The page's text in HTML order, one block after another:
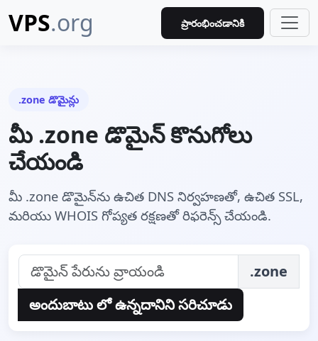
VPS.org ప్రారంభించడానికి
.zone డొమైన్లు
మీ .zone డొమైన్ కొనుగోలు
చేయండి
మీ .zone డొమైన్‌ను ఉచిత DNS నిర్వహణతో, ఉచిత SSL,
మరియు WHOIS గోప్యత రక్షణతో రిఫరెన్స్ చేయండి.
.zone
అందుబాటు లో ఉన్నదానిని సరిచూడు